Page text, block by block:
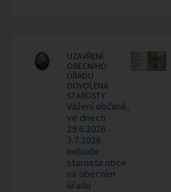
UZAVŘENÍ
OBECNÍHO
ÚŘADU -
DOVOLENÁ
STAROSTY
Vážení občané,
ve dnech
29.6.2026 -
3.7.2026
nebude
starosta obce
na obecním
úřadu